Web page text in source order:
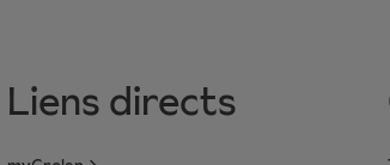
Liens directs